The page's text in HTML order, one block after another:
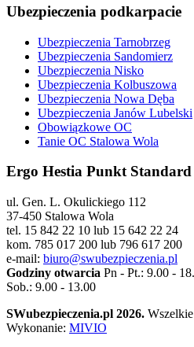
Ubezpieczenia podkarpacie
Ubezpieczenia Tarnobrzeg
Ubezpieczenia Sandomierz
Ubezpieczenia Nisko
Ubezpieczenia Kolbuszowa
Ubezpieczenia Nowa Dęba
Ubezpieczenia Janów Lubelski
Obowiązkowe OC
Tanie OC Stalowa Wola
Ergo Hestia Punkt Standard
ul. Gen. L. Okulickiego 112
37-450 Stalowa Wola
tel. 15 842 22 10 lub 15 642 22 24
kom. 785 017 200 lub 796 617 200
e-mail: biuro@swubezpieczenia.pl
Godziny otwarcia Pn - Pt.: 9.00 -
Sob.: 9.00 - 13.00
SWubezpieczenia.pl 2026.
Wykonanie: MIVIO